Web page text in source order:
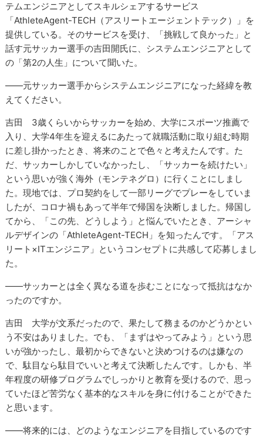
テムエンジニアとしてスキルシェアするサービス
「AthleteAgent-TECH（アスリートエージェントテック）」を
提供している。そのサービスを受け、「挑戦して良かった」と
話す元サッカー選手の吉田開氏に、システムエンジニアとして
の「第2の人生」について聞いた。
――元サッカー選手からシステムエンジニアになった経緯を教
えてください。
吉田 3歳くらいからサッカーを始め、大学にスポーツ推薦で
入り、大学4年生を迎えるにあたって就職活動に取り組む時期
に差し掛かったとき、将来のことで色々と考えたんです。た
だ、サッカーしかしていなかったし、「サッカーを続けたい」
という思いが強く海外（モンテネグロ）に行くことにしまし
た。現地では、プロ契約をして一部リーグでプレーをしていま
したが、コロナ禍もあって半年で帰国を決断しました。帰国し
てから、「この先、どうしよう」と悩んでいたとき、アーシャ
ルデザインの「AthleteAgent-TECH」を知ったんです。「アス
リート×ITエンジニア」というコンセプトに共感して応募しまし
た。
――サッカーとは全く異なる道を歩むことになって抵抗はなか
ったのですか。
吉田 大学が文系だったので、果たして務まるのかどうかとい
う不安はありました。でも、「まずはやってみよう」という思
いが強かったし、最初からできないと決めつけるのは嫌なの
で、駄目なら駄目でいいと考えて決断したんです。しかも、半
年程度の研修プログラムでしっかりと教育を受けるので、思っ
ていたほど苦労なく基本的なスキルを身に付けることができた
と思います。
――将来的には、どのようなエンジニアを目指しているのです